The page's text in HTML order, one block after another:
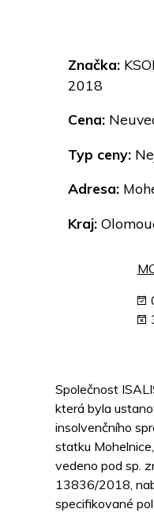
Značka:
2018
Cena:
Typ ceny:
Adresa:
Kraj:
Společnost
která byla
insolvenčního
statku
vedeno pod sp.
13836/2018,
specifikované